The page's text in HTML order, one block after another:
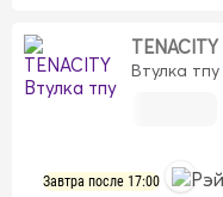
TENACITY
Втулка тпу
Завтра после 17:00